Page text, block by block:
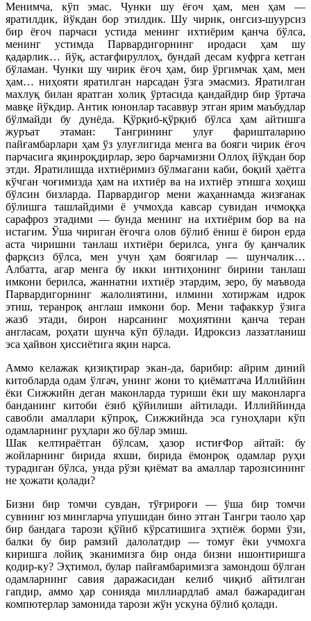
Менимча, кўп эмас. Чунки шу ёғоч ҳам, мен ҳам —
яратилдик, йўкдан бор этилдик. Шу чирик, онгсиз-шуурсиз
бир ёғоч парчаси устида менинг ихтиёрим қанча бўлса,
менинг устимда Парвардигорнинг иродаси ҳам шу
қадарлик… йўқ, астағфируллоҳ, бундай десам куфрга кетган
бўламан. Чунки шу чирик ёғоч ҳам, бир ўргимчак ҳам, мен
ҳам… ниҳояти яратилган нарсадан ўзга эмасмиз. Яратилган
махлуқ билан яратган холиқ ўртасида қандайдир бир ўртача
мавқе йўкдир. Антик юнонлар тасаввур этган ярим маъбудлар
бўлмайди бу дунёда. Қўрқиб-қўрқиб бўлса ҳам айтишга
журъат этаман: Тангрининг улуғ фаришталарию
пайғамбарлари ҳам ўз улуғлигида менга ва бояги чирик ёғоч
парчасига яқинроқдирлар, зеро барчамизни Оллоҳ йўкдан бор
этди. Яратилишда ихтиёримиз бўлмагани каби, боқий ҳаётга
кўчган чоғимизда ҳам на ихтиёр ва на ихтиёр этишга хоҳиш
бўлсин бизларда. Парвардигор мени жаҳаннамда жизғанак
бўлишга ташлайдими ё учмохда кавсар сувидан ичмоққа
сарафроз этадими — бунда менинг на ихтиёрим бор ва на
истагим. Ўша чириган ёғочга олов бўлиб ёниш ё бирон ерда
аста чиришни танлаш ихтиёри берилса, унга бу қанчалик
фарқсиз бўлса, мен учун ҳам боягилар — шунчалик…
Албатта, агар менга бу икки интиҳонинг бирини танлаш
имкони берилса, жаннатни ихтиёр этардим, зеро, бу маъвода
Парвардигорнинг жалолиятини, илмини хотиржам идрок
этиш, теранроқ англаш имкони бор. Мени тафаккур ўзига
жазб этади, бирон нарсанинг моҳиятини қанча теран
англасам, роҳати шунча кўп бўлади. Идроксиз лаззатланиш
эса ҳайвон ҳиссиётига яқин нарса.
Аммо келажак қизиқтирар экан-да, барибир: айрим диний
китобларда одам ўлгач, унинг жони то қиёматгача Иллиййин
ёки Сижжийн деган маконларда туриши ёки шу маконларга
банданинг китоби ёзиб қўйилиши айтилади. Иллиййинда
савобли амаллари кўпроқ, Сижжийнда эса гуноҳлари кўп
одамларнинг руҳлари жо бўлар эмиш.
Шак келтираётган бўлсам, ҳазор истиғФор айтай: бу
жойларнинг бирида яхши, бирида ёмонроқ одамлар руҳи
турадиган бўлса, унда рўзи қиёмат ва амаллар тарозисининг
не ҳожати қолади?
Бизни бир томчи сувдан, тўғрироғи — ўша бир томчи
сувнинг юз мингларча упушидан бино этган Тангри таоло ҳар
бир бандага тарози қўйиб кўрсатишига эҳтиёж борми ўзи,
балки бу бир рамзий далолатдир — томуғ ёки учмохга
киришга лойиқ эканимизга бир онда бизни ишонтиришга
қодир-ку? Эҳтимол, булар пайғамбаримизга замондош бўлган
одамларнинг савия даражасидан келиб чиқиб айтилган
гапдир, аммо ҳар сонияда миллиардлаб амал бажарадиган
компютерлар замонида тарози жўн ускуна бўлиб қолади.